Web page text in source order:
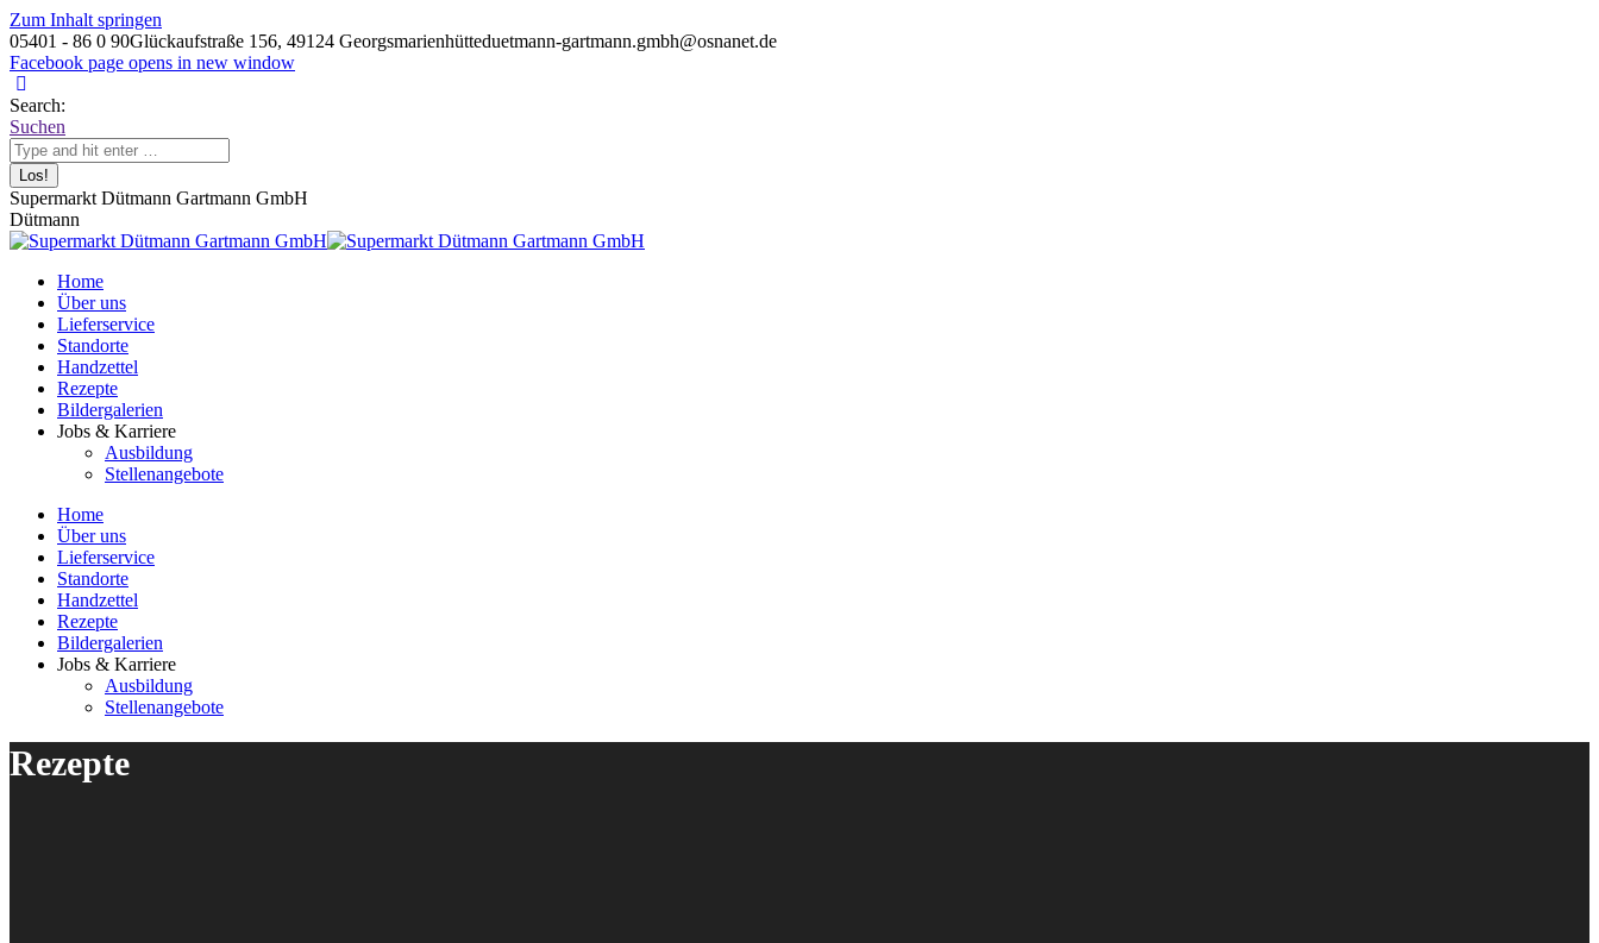
Zum Inhalt springen
05401 - 86 0 90Glückaufstraße 156, 49124 Georgsmarienhütteduetmann-gartmann.gmbh@osnanet.de
Facebook page opens in new window
Search:
Suchen
Supermarkt Dütmann Gartmann GmbH
Dütmann
Home
Über uns
Lieferservice
Standorte
Handzettel
Rezepte
Bildergalerien
Jobs & Karriere
Ausbildung
Stellenangebote
Home
Über uns
Lieferservice
Standorte
Handzettel
Rezepte
Bildergalerien
Jobs & Karriere
Ausbildung
Stellenangebote
Rezepte